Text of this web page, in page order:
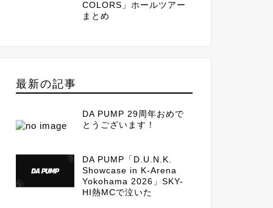
COLORS」ホールツアー
まとめ
最新の記事
DA PUMP 29周年おめで
とうございます！
DA PUMP「D.U.N.K.
Showcase in K-Arena
Yokohama 2026」SKY-
HI熱MCで泣いた